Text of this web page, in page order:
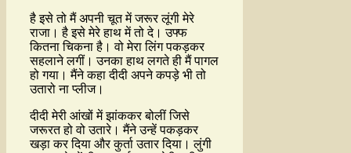
है इसे तो मैं अपनी चूत में जरूर लूंगी मेरे
राजा। है इसे मेरे हाथ में तो दे। उफ्फ
कितना चिकना है। वो मेरा लिंग पकड़कर
सहलाने लगीं। उनका हाथ लगते ही मैं पागल
हो गया। मैंने कहा दीदी अपने कपड़े भी तो
उतारो ना प्लीज।
दीदी मेरी आंखों में झांककर बोलीं जिसे
जरूरत हो वो उतारे। मैंने उन्हें पकड़कर
खड़ा कर दिया और कुर्ता उतार दिया। लुंगी